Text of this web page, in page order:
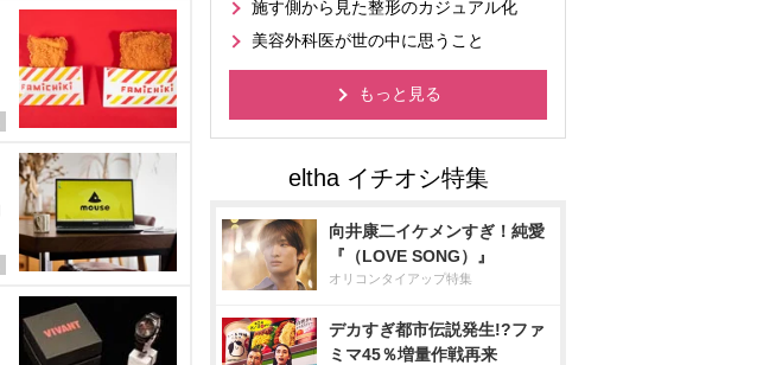
施す側から見た整形のカジュアル化
美容外科医が世の中に思うこと
もっと見る
向井康二イケメンすぎ！純愛
『（LOVE SONG）』
オリコンタイアップ特集
デカすぎ都市伝説発生!?ファ
ミマ45％増量作戦再来